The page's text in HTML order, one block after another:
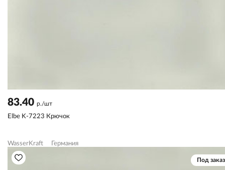
83.40 р./шт
Elbe K-7223 Крючок
WasserKraft Германия
Под заказ